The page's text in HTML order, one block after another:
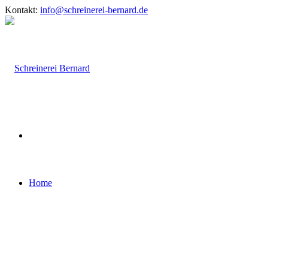
Kontakt: info@schreinerei-bernard.de
Home